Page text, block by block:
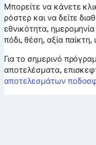
Μπορείτε να κάνετε
ρόστερ και να δείτε
εθνικότητα,
πόδι, θέση, αξία
Για το σημερινό
αποτελέσματα,
αποτελεσμάτων